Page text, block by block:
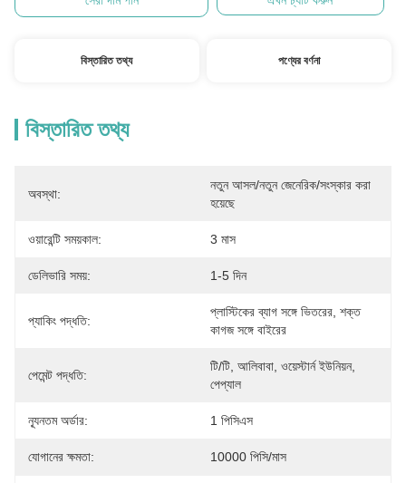
বিস্তারিত তথ্য পণ্যের বর্ণনা
বিস্তারিত তথ্য
অবস্থা:
নতুন আসল/নতুন জেনেরিক/সংস্কার করা
হয়েছে
ওয়ারেন্টি সময়কাল: 3 মাস
ডেলিভারি সময়: 1-5 দিন
প্যাকিং পদ্ধতি:
প্লাস্টিকের ব্যাগ সঙ্গে ভিতরের, শক্ত
কাগজ সঙ্গে বাইরের
পেমেন্ট পদ্ধতি:
টি/টি, আলিবাবা, ওয়েস্টার্ন ইউনিয়ন,
পেপ্যাল
ন্যূনতম অর্ডার: 1 পিসিএস
যোগানের ক্ষমতা: 10000 পিসি/মাস